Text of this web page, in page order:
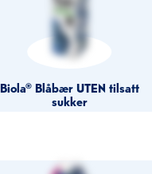
Biola® Blåbær UTEN tilsatt
sukker